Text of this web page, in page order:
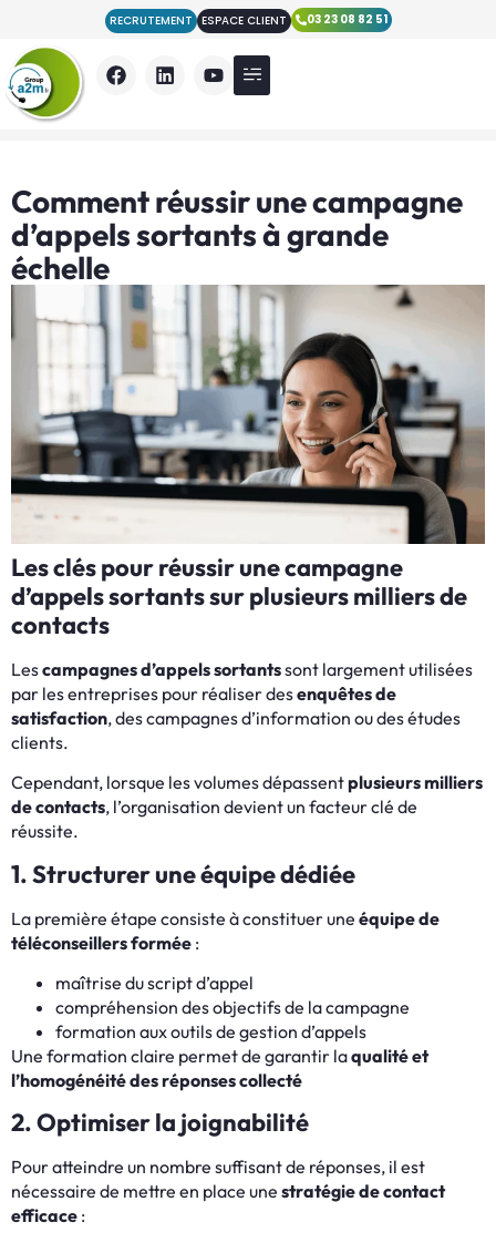
RECRUTEMENT ESPACE CLIENT 03 23 08 82 51
Comment réussir une campagne
d’appels sortants à grande
échelle
Les clés pour réussir une campagne
d’appels sortants sur plusieurs milliers de
contacts
Lescampagnes d’appels sortantssont largement utilisées
par les entreprises pour réaliser desenquêtes de
satisfaction, des campagnes d’information ou des études
clients.
Cependant, lorsque les volumes dépassentplusieurs milliers
de contacts, l’organisation devient un facteur clé de
réussite.
1. Structurer une équipe dédiée
La première étape consiste à constituer une équipe de
téléconseillers formée :
maîtrise du script d’appel
compréhension des objectifs de la campagne
formation aux outils de gestion d’appels
Une formation claire permet de garantir laqualité et
l’homogénéité des réponses collecté
2. Optimiser la joignabilité
Pour atteindre un nombre suffisant de réponses, il est
nécessaire de mettre en place une stratégie de contact
efficace :